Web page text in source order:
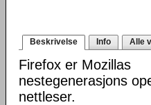
Beskrivelse Info Alle
Firefox er Mozillas
nestegenerasjons
nettleser.